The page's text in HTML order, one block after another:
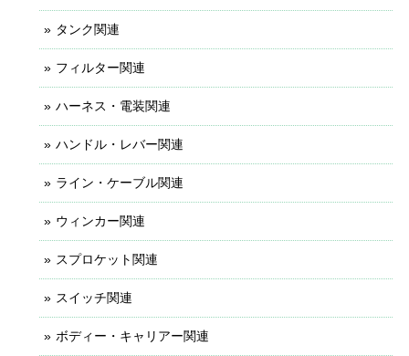
タンク関連
フィルター関連
ハーネス・電装関連
ハンドル・レバー関連
ライン・ケーブル関連
ウィンカー関連
スプロケット関連
スイッチ関連
ボディー・キャリアー関連